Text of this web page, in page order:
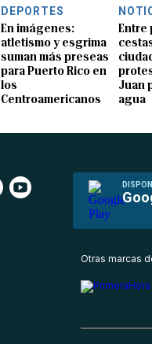
DEPORTES
En imágenes:
atletismo y esgrima
suman más preseas
para Puerto Rico en
los
Centroamericanos
Entre
Juan
agua
Otras marcas